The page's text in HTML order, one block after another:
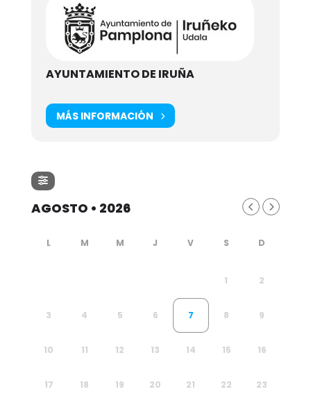
AYUNTAMIENTO DE IRUÑA
MÁS INFORMACIÓN
AGOSTO • 2026
1 2
3 4 5 6 7 8 9
10 11 12 13 14 15 16
17 18 19 20 21 22 23